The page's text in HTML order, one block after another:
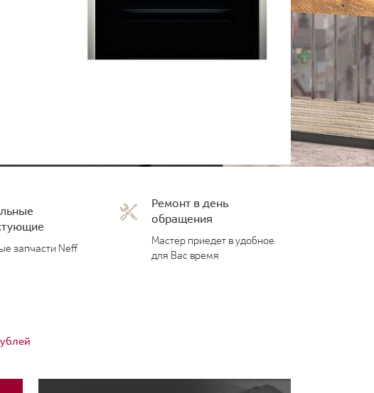
запчасти Neff
Ремонт в день
обращения
Мастер приедет в удобное
для Вас время